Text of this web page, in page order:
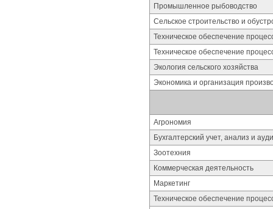
Промышленное рыбоводство
Сельское строительство и
Техническое обеспечение
Техническое обеспечение
Экология сельского хозяйства
Экономика и организация
Агрономия
Бухгалтерский учет, анализ и
Зоотехния
Коммерческая деятельность
Маркетинг
Техническое обеспечение